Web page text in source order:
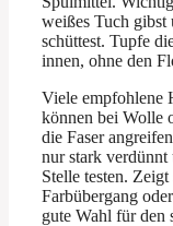
weißes Tuch gibst
schüttest. Tupfe
innen, ohne den
Viele empfohlene
können bei Wolle
die Faser
nur stark
Stelle testen.
Farbübergang
gute Wahl für den